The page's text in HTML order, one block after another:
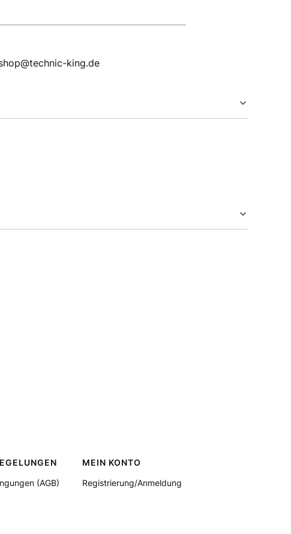
king.de
(AGB)
MEIN KONTO
Registrierung/Anmeldung